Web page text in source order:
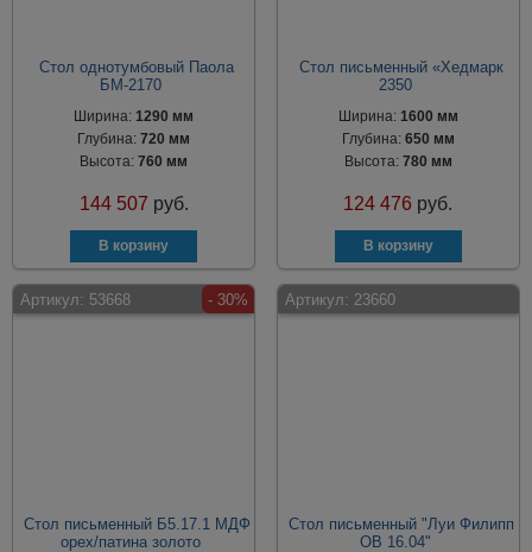
Стол однотумбовый Паола
БМ-2170
Ширина:1290 мм
Глубина:720 мм
Высота:760 мм
144 507 руб.
Стол письменный «Хедмарк
2350
Ширина: 1600 мм
Глубина: 650 мм
Высота: 780 мм
124 476 руб.
Артикул: 53668 - 30%
Стол письменный Б5.17.1 МДФ
орех/патина золото
Артикул: 23660
Стол письменный "Луи Филипп
ОВ 16.04"